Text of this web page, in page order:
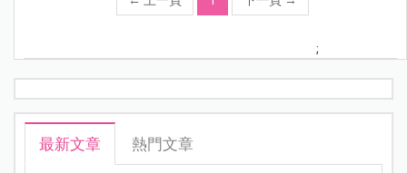
;
最新文章 熱門文章